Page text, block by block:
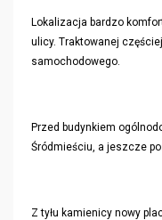
Lokalizacja bardzo
ulicy. Traktowanej
samochodowego.
Przed budynkiem
Śródmieściu, a jeszcze
Z tyłu kamienicy nowy